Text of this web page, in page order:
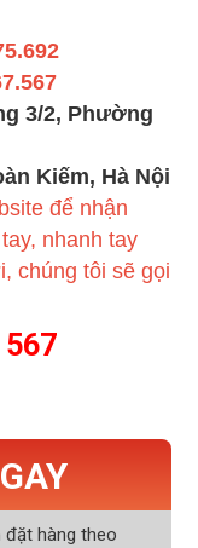
3/2, Phường
Kiếm, Hà Nội
để nhận
nhanh tay
chúng tôi sẽ gọi
đặt hàng theo